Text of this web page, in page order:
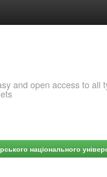
and open access to all
національного